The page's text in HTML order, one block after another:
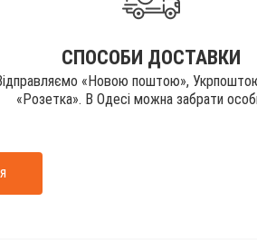
СПОСОБИ ДОСТАВКИ
«Новою поштою»,
«Розетка». В Одесі можна забрати